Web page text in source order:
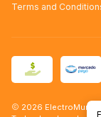
Terms and
2026 ElectroMundo.